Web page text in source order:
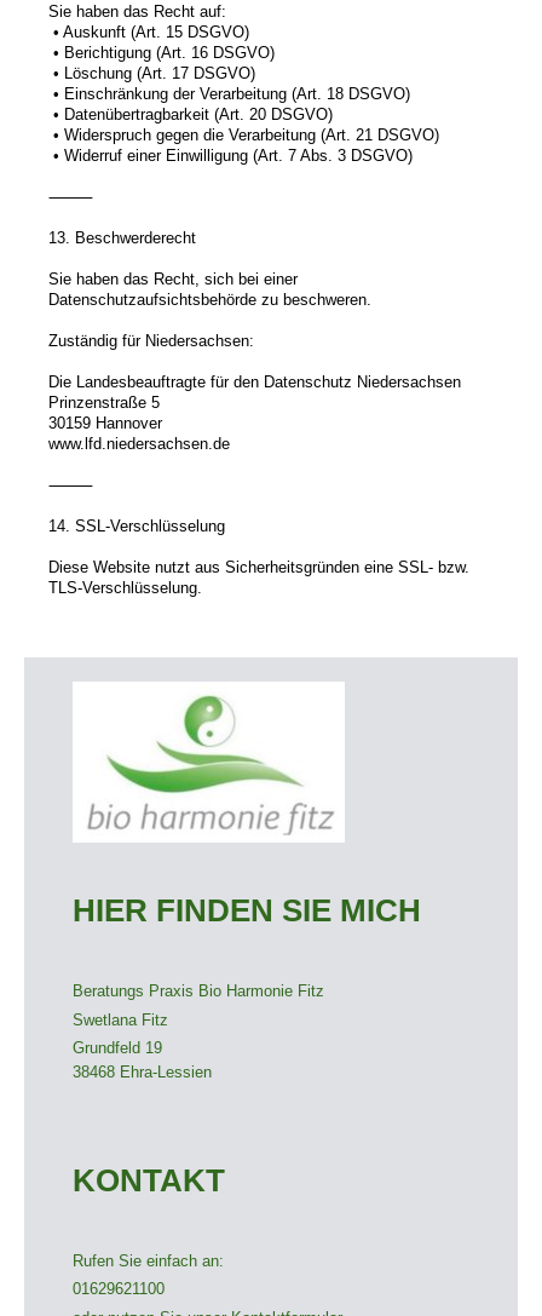
Sie haben das Recht auf:
• Auskunft (Art. 15 DSGVO)
• Berichtigung (Art. 16 DSGVO)
• Löschung (Art. 17 DSGVO)
• Einschränkung der Verarbeitung (Art. 18 DSGVO)
• Datenübertragbarkeit (Art. 20 DSGVO)
• Widerspruch gegen die Verarbeitung (Art. 21 DSGVO)
• Widerruf einer Einwilligung (Art. 7 Abs. 3 DSGVO)
⸻
13. Beschwerderecht
Sie haben das Recht, sich bei einer
Datenschutzaufsichtsbehörde zu beschweren.
Zuständig für Niedersachsen:
Die Landesbeauftragte für den Datenschutz Niedersachsen
Prinzenstraße 5
30159 Hannover
www.lfd.niedersachsen.de
⸻
14. SSL-Verschlüsselung
Diese Website nutzt aus Sicherheitsgründen eine SSL- bzw.
TLS-Verschlüsselung.
HIER FINDEN SIE MICH
Beratungs Praxis Bio Harmonie Fitz
Swetlana Fitz
Grundfeld 19
38468 Ehra-Lessien
KONTAKT
Rufen Sie einfach an:
01629621100